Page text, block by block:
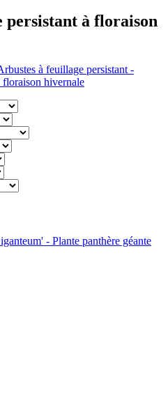
persistant à floraison
à feuillage persistant -
floraison hivernale